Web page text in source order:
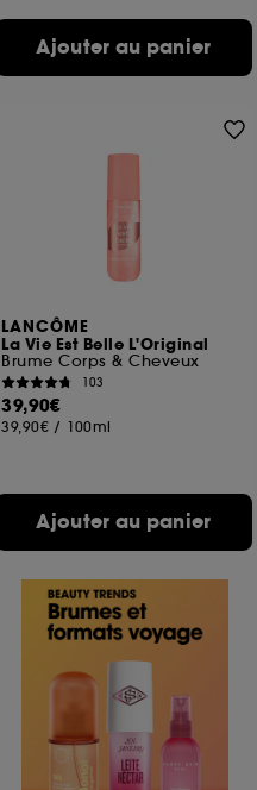
Ajouter au panier
LANCÔME
La Vie Est Belle L'Original
Brume Corps & Cheveux
103
39,90€
39,90€ / 100ml
Ajouter au panier